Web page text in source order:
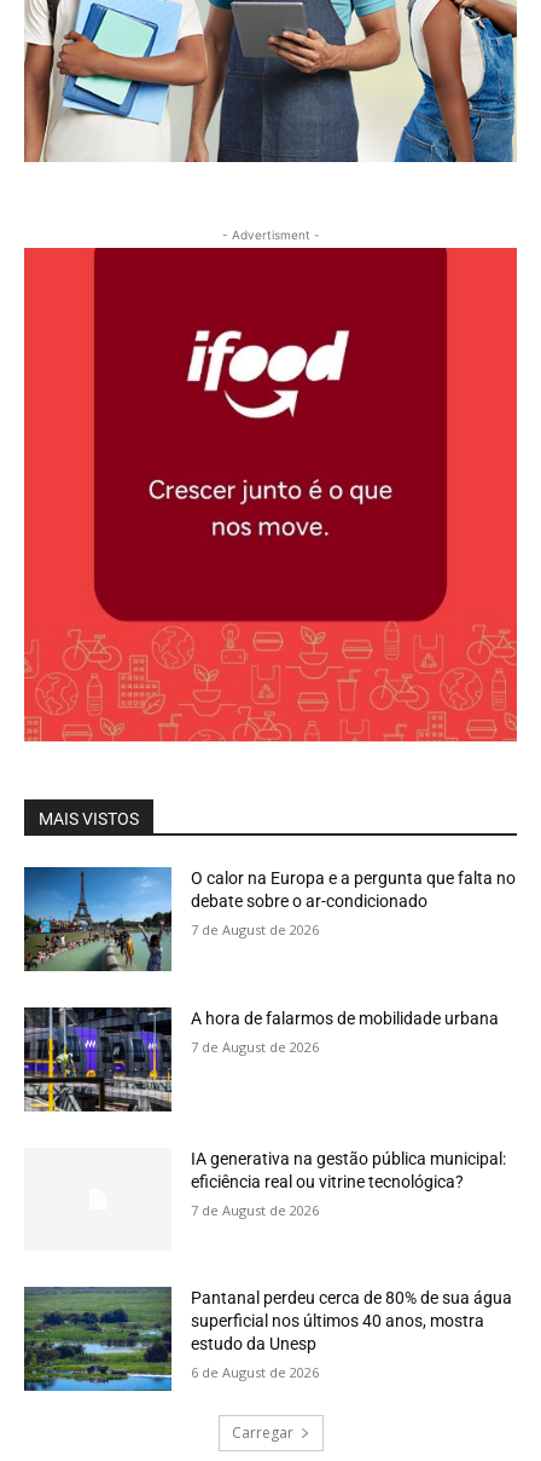
- Advertisment -
MAIS VISTOS
O calor na Europa e a pergunta que falta no
debate sobre o ar-condicionado
7 de August de 2026
A hora de falarmos de mobilidade urbana
7 de August de 2026
IA generativa na gestão pública municipal:
eficiência real ou vitrine tecnológica?
7 de August de 2026
Pantanal perdeu cerca de 80% de sua água
superficial nos últimos 40 anos, mostra
estudo da Unesp
6 de August de 2026
Carregar